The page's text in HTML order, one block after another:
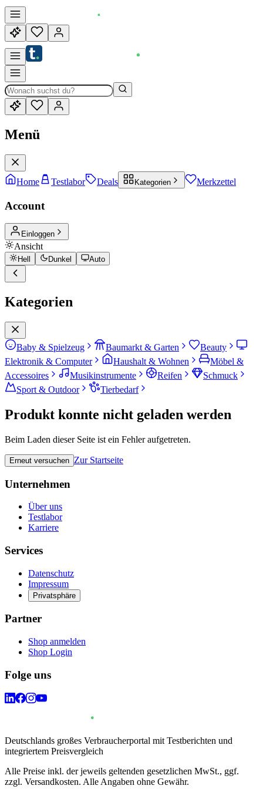
Menü
Home Testlabor Deals Kategorien Merkzettel
Account
Einloggen
Ansicht
Hell Dunkel Auto
Kategorien
Baby & Spielzeug Baumarkt & Garten
Beauty
Elektronik & Computer
Haushalt & Wohnen
Möbel &
Accessoires
Musikinstrumente Reifen
Schmuck
Sport & Outdoor
Tierbedarf
Produkt konnte nicht geladen werden
Beim Laden dieser Seite ist ein Fehler aufgetreten.
Erneut versuchen Zur Startseite
Unternehmen
Über uns
Testlabor
Karriere
Services
Datenschutz
Impressum
Privatsphäre
Partner
Shop anmelden
Shop Login
Folge uns
Deutschlands großes Verbraucherportal mit Testberichten und
integriertem Preisvergleich
Alle Preise inkl. der jeweils geltenden gesetzlichen MwSt., ggf.
zzgl. Versandkosten. Alle Angaben ohne Gewähr.